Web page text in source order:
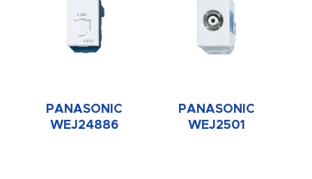
PANASONIC
WEJ24886
PANASONIC
WEJ2501